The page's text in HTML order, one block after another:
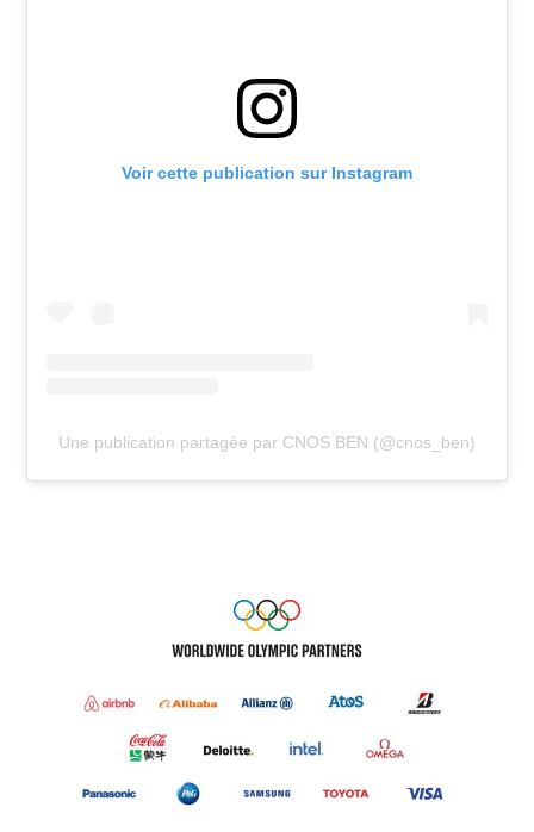
Voir cette publication sur Instagram
Une publication partagée par CNOS BEN (@cnos_ben)